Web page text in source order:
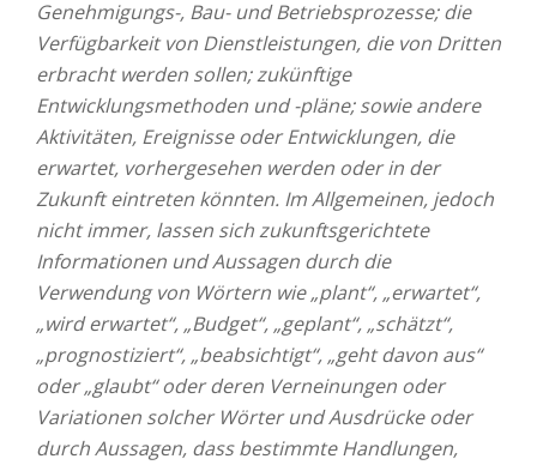
Genehmigungs-, Bau- und Betriebsprozesse; die
Verfügbarkeit von Dienstleistungen, die von Dritten
erbracht werden sollen; zukünftige
Entwicklungsmethoden und -pläne;sowie andere
Aktivitäten, Ereignisse oder Entwicklungen, die
erwartet, vorhergesehen werden oder in der
Zukunft eintreten könnten. Im Allgemeinen, jedoch
nicht immer, lassen sich zukunftsgerichtete
Informationen und Aussagen durch die
Verwendung von Wörtern wie „plant“, „erwartet“,
„wird erwartet“, „Budget“, „geplant“, „schätzt“,
„prognostiziert“, „beabsichtigt“, „geht davon aus“
oder „glaubt“ oder deren Verneinungen oder
Variationen solcher Wörter und Ausdrücke oder
durch Aussagen, dass bestimmte Handlungen,